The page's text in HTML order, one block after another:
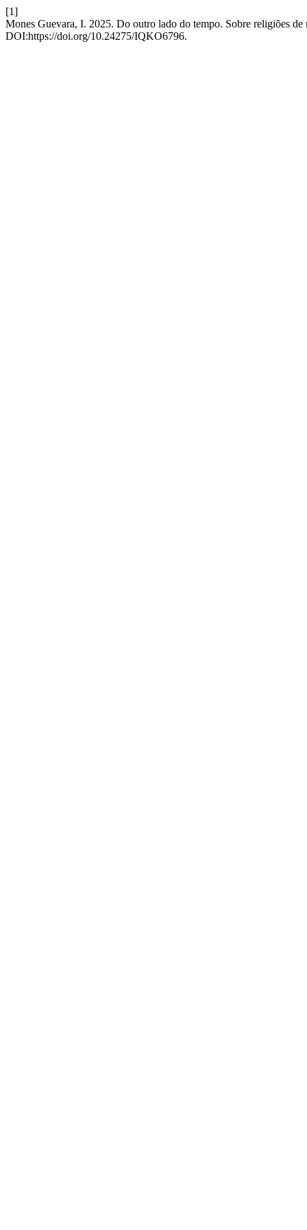
[1]
Mones Guevara, I. 2025. Do outro lado do tempo. Sobre religiões
DOI:https://doi.org/10.24275/IQKO6796.